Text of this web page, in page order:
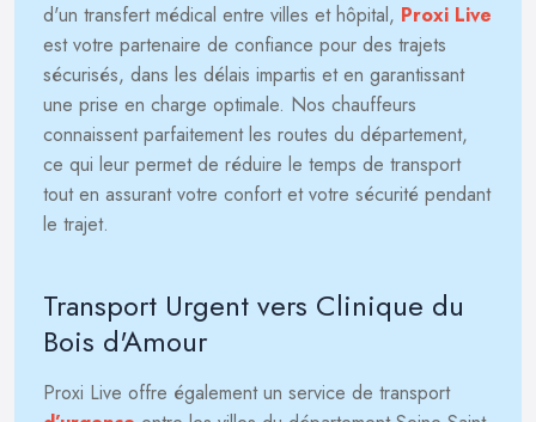
d'un transfert médical entre villes et hôpital, Proxi Live
est votre partenaire de confiance pour des trajets
sécurisés, dans les délais impartis et en garantissant
une prise en charge optimale. Nos chauffeurs
connaissent parfaitement les routes du département,
ce qui leur permet de réduire le temps de transport
tout en assurant votre confort et votre sécurité pendant
le trajet.
Transport Urgent vers Clinique du
Bois d'Amour
Proxi Live offre également un service de transport